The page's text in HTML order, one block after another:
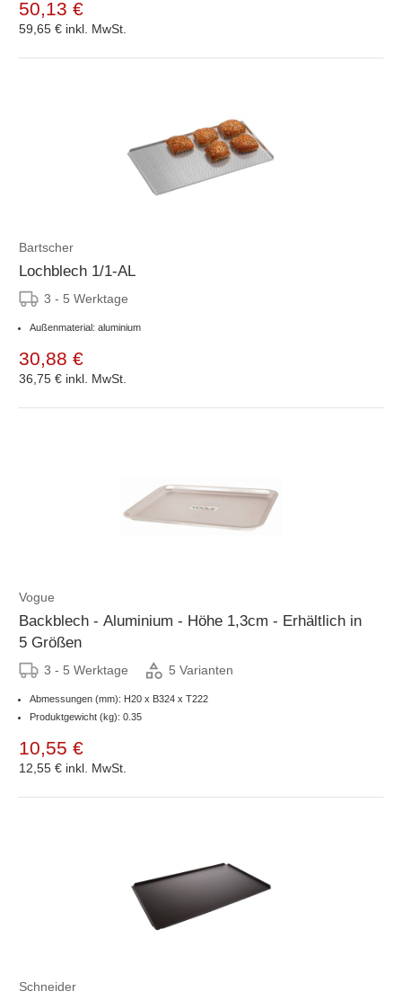
50,13 €
59,65 € inkl. MwSt.
Bartscher
Lochblech 1/1-AL
3 - 5 Werktage
Außenmaterial: aluminium
30,88 €
36,75 € inkl. MwSt.
Vogue
Backblech - Aluminium - Höhe 1,3cm - Erhältlich in
5 Größen
3 - 5 Werktage 5 Varianten
Abmessungen (mm): H20 x B324 x T222
Produktgewicht (kg): 0.35
10,55 €
12,55 € inkl. MwSt.
Schneider